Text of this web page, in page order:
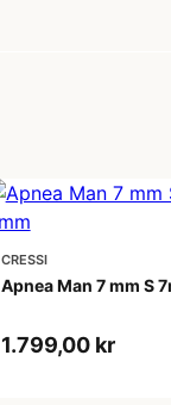
CRESSI
Apnea Man 7 mm S
1.799,00 kr